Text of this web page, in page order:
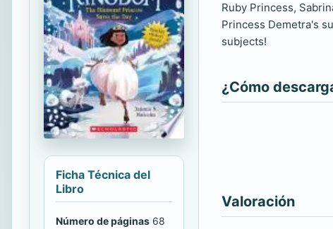
Ficha Técnica del
Libro
Número de páginas 68
Ruby Princess,
Princess Demetra's
subjects!
¿Cómo
Valoración